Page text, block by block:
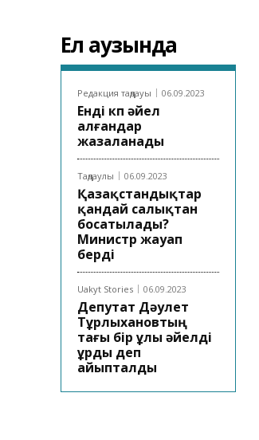
Ел аузында
Редакция таңдауы 06.09.2023
Енді көп әйел
алғандар
жазаланады
Таңдаулы 06.09.2023
Қазақстандықтар
қандай салықтан
босатылады?
Министр жауап
берді
Uakyt Stories 06.09.2023
Депутат Дәулет
Тұрлыхановтың
тағы бір ұлы әйелді
ұрды деп
айыпталды